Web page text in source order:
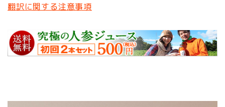
翻訳に関する注意事項